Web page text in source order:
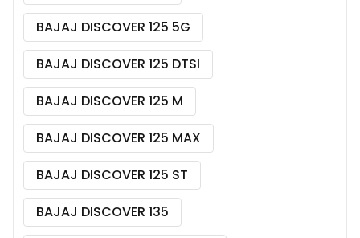
BAJAJ DISCOVER 125 5G
BAJAJ DISCOVER 125 DTSI
BAJAJ DISCOVER 125 M
BAJAJ DISCOVER 125 MAX
BAJAJ DISCOVER 125 ST
BAJAJ DISCOVER 135